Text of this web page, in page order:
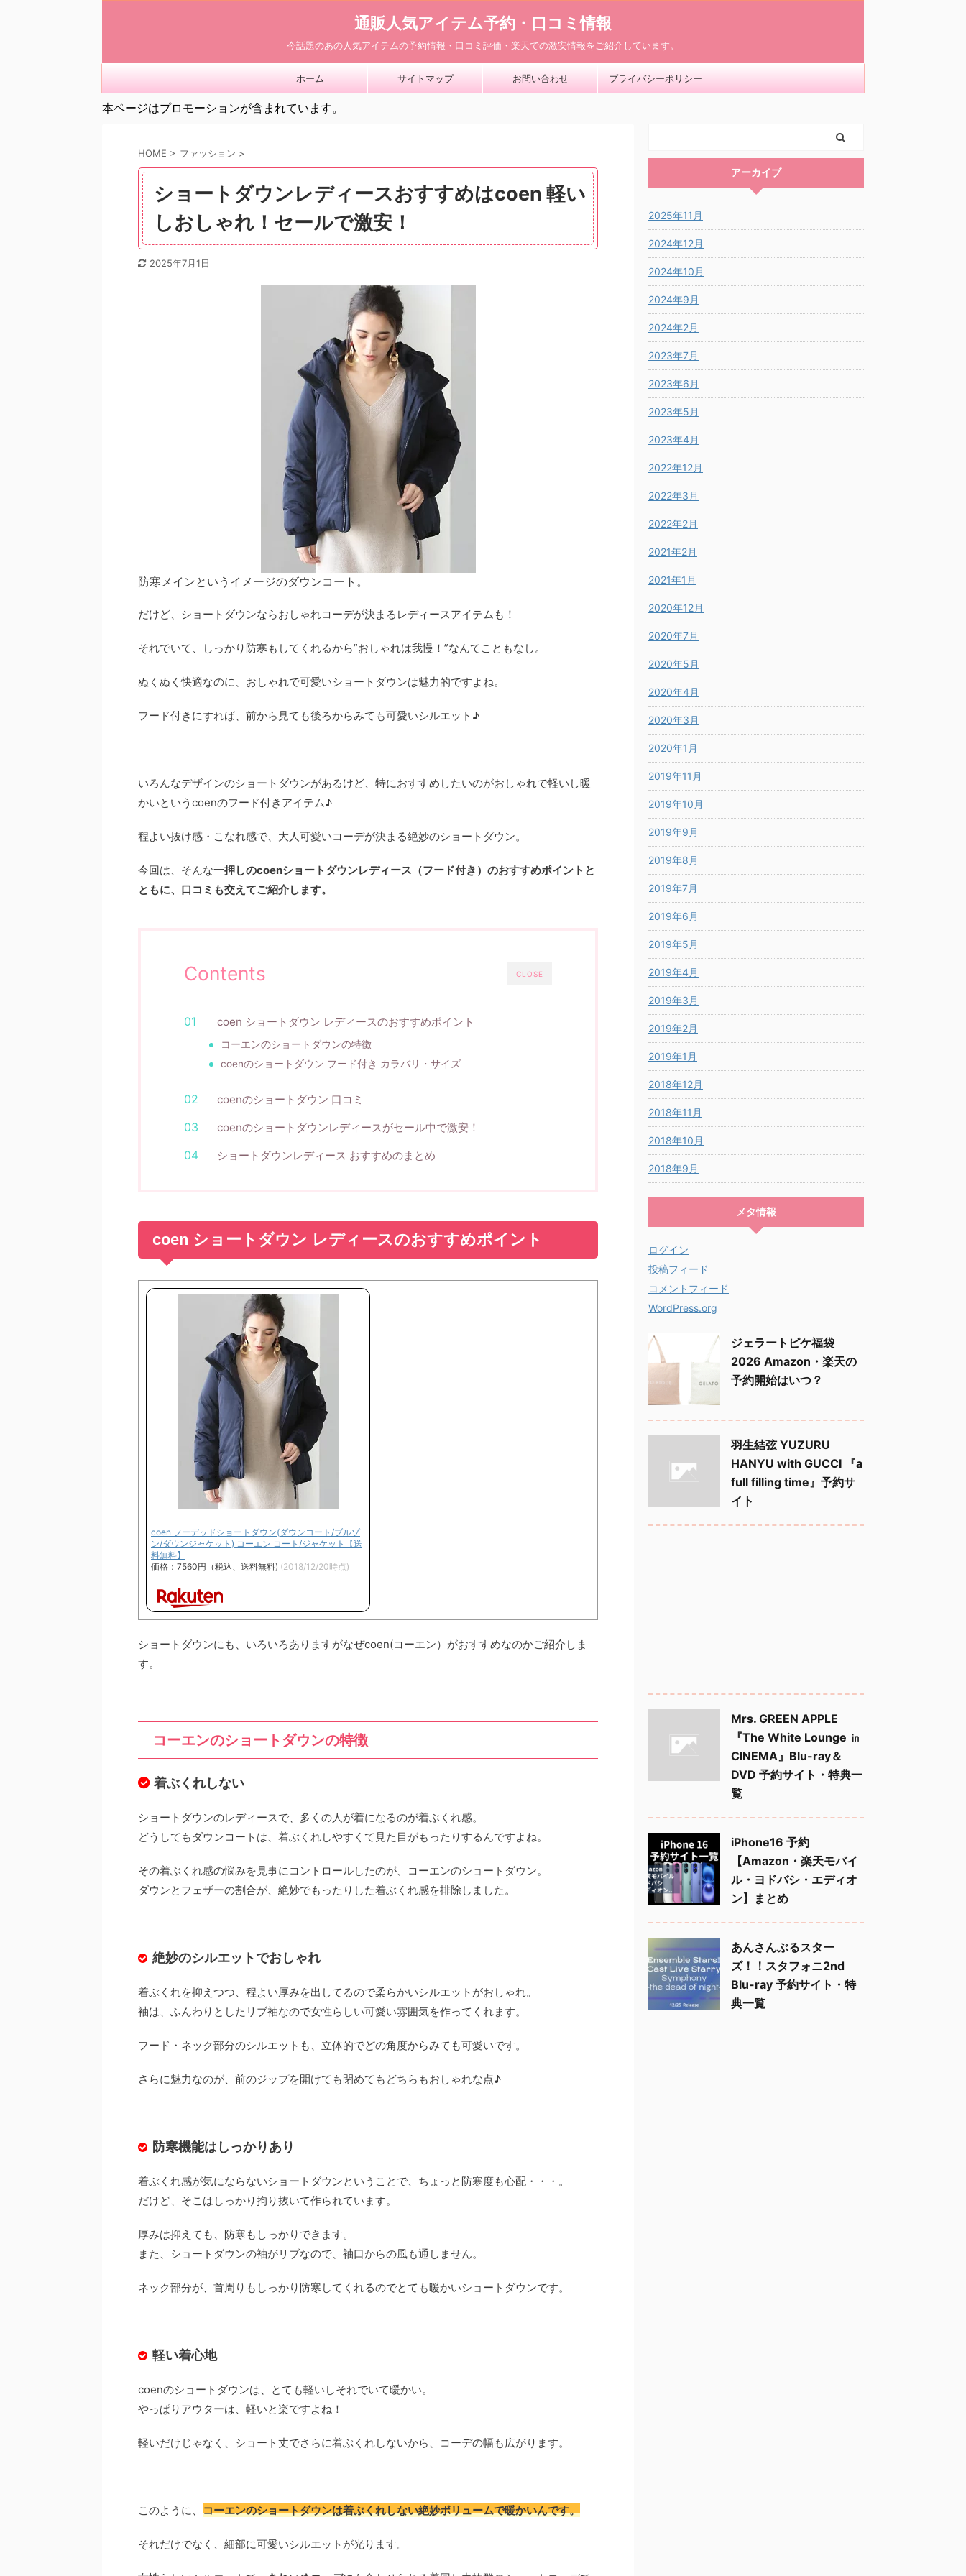
通販人気アイテム予約・口コミ情報
今話題のあの人気アイテムの予約情報・口コミ評価・楽天での激安情報をご紹介しています。
ホーム サイトマップ お問い合わせ プライバシーポリシー
本ページはプロモーションが含まれています。
HOME > ファッション >
ショートダウンレディースおすすめはcoen 軽い
しおしゃれ！セールで激安！
2025年7月1日
防寒メインというイメージのダウンコート。
だけど、ショートダウンならおしゃれコーデが決まるレディースアイテムも！
それでいて、しっかり防寒もしてくれるから”おしゃれは我慢！”なんてこともなし。
ぬくぬく快適なのに、おしゃれで可愛いショートダウンは魅力的ですよね。
フード付きにすれば、前から見ても後ろからみても可愛いシルエット♪
いろんなデザインのショートダウンがあるけど、特におすすめしたいのがおしゃれで軽いし暖
かいというcoenのフード付きアイテム♪
程よい抜け感・こなれ感で、大人可愛いコーデが決まる絶妙のショートダウン。
今回は、そんな一押しのcoenショートダウンレディース（フード付き）のおすすめポイントと
ともに、口コミも交えてご紹介します。
CLOSE
Contents
coen ショートダウン レディースのおすすめポイント
コーエンのショートダウンの特徴
coenのショートダウン フード付き カラバリ・サイズ
coenのショートダウン 口コミ
coenのショートダウンレディースがセール中で激安！
ショートダウンレディース おすすめのまとめ
coen ショートダウン レディースのおすすめポイント
coen フーデッドショートダウン(ダウンコート/ブルゾ
ン/ダウンジャケット) コーエン コート/ジャケット【送
料無料】
価格：7560円（税込、送料無料) (2018/12/20時点)
ショートダウンにも、いろいろありますがなぜcoen(コーエン）がおすすめなのかご紹介しま
す。
コーエンのショートダウンの特徴
着ぶくれしない
ショートダウンのレディースで、多くの人が着になるのが着ぶくれ感。
どうしてもダウンコートは、着ぶくれしやすくて見た目がもったりするんですよね。
その着ぶくれ感の悩みを見事にコントロールしたのが、コーエンのショートダウン。
ダウンとフェザーの割合が、絶妙でもったりした着ぶくれ感を排除しました。
絶妙のシルエットでおしゃれ
着ぶくれを抑えつつ、程よい厚みを出してるので柔らかいシルエットがおしゃれ。
袖は、ふんわりとしたリブ袖なので女性らしい可愛い雰囲気を作ってくれます。
フード・ネック部分のシルエットも、立体的でどの角度からみても可愛いです。
さらに魅力なのが、前のジップを開けても閉めてもどちらもおしゃれな点♪
防寒機能はしっかりあり
着ぶくれ感が気にならないショートダウンということで、ちょっと防寒度も心配・・・。
だけど、そこはしっかり拘り抜いて作られています。
厚みは抑えても、防寒もしっかりできます。
また、ショートダウンの袖がリブなので、袖口からの風も通しません。
ネック部分が、首周りもしっかり防寒してくれるのでとても暖かいショートダウンです。
軽い着心地
coenのショートダウンは、とても軽いしそれでいて暖かい。
やっぱりアウターは、軽いと楽ですよね！
軽いだけじゃなく、ショート丈でさらに着ぶくれしないから、コーデの幅も広がります。
このように、 コーエンのショートダウンは着ぶくれしない絶妙ボリュームで暖かいんです。
それだけでなく、細部に可愛いシルエットが光ります。
アーカイブ
2025年11月
2024年12月
2024年10月
2024年9月
2024年2月
2023年7月
2023年6月
2023年5月
2023年4月
2022年12月
2022年3月
2022年2月
2021年2月
2021年1月
2020年12月
2020年7月
2020年5月
2020年4月
2020年3月
2020年1月
2019年11月
2019年10月
2019年9月
2019年8月
2019年7月
2019年6月
2019年5月
2019年4月
2019年3月
2019年2月
2019年1月
2018年12月
2018年11月
2018年10月
2018年9月
メタ情報
ログイン
投稿フィード
コメントフィード
WordPress.org
ジェラートピケ福袋
2026 Amazon・楽天の
予約開始はいつ？
羽生結弦 YUZURU
HANYU with GUCCI 『a
full filling time』予約サ
イト
Mrs. GREEN APPLE
『The White Lounge ㏌
CINEMA』Blu-ray＆
DVD 予約サイト・特典一
覧
iPhone16 予約
【Amazon・楽天モバイ
ル・ヨドバシ・エディオ
ン】まとめ
あんさんぶるスター
ズ！！スタフォニ2nd
Blu-ray 予約サイト・特
典一覧